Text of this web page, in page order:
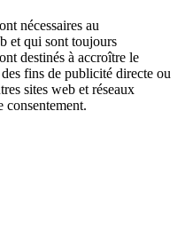
nécessaires au
et qui sont toujours
destinés à accroître le
fins de publicité directe ou
sites web et réseaux
consentement.